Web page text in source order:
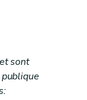
sont